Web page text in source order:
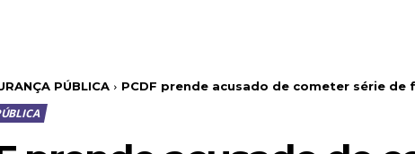
PÚBLICA PCDF prende acusado de cometer série de